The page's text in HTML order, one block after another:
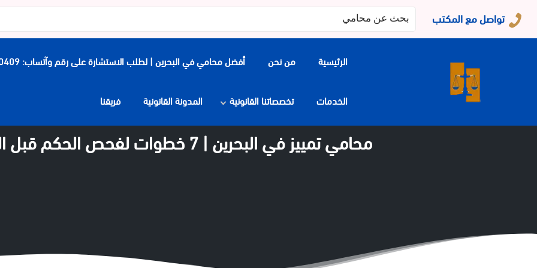
تواصل مع المكتب
البحث
عن:
الرئيسية من نحن أفضل محامي في البحرين | لطلب الاستشارة على رقم وآتساب: 0097339900409
الخدمات تخصصاتنا القانونية المدونة القانونية فريقنا
محامي تمييز في البحرين | 7 خطوات لفحص الحكم قبل الطعن أو التنفيذ